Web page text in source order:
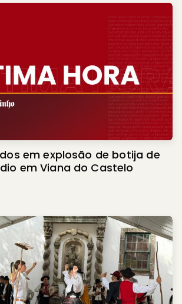
em explosão de botija de
em Viana do Castelo